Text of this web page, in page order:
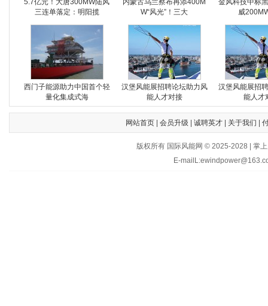
5.7亿元！大唐300MW陆风
三连单落定：明阳揽
内蒙古乌兰察布再添400M
W“风光”！三大
金风科技中标
威
西门子能源助力中国首个轻
量化集成式海
汉堡风能展招聘论坛助力风
能人才对接
汉堡风能展招
能人才
网站首页| 会员升级 诚聘英才| 关于我们
版权所有 国际风能网 © 2025-2028 | 掌
E-